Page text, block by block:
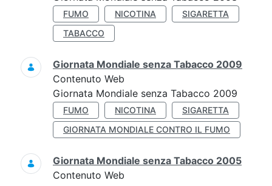
FUMO NICOTINA
SIGARETTA
TABACCO
Giornata Mondiale senza Tabacco 2009
Contenuto Web
Giornata Mondiale senza Tabacco 2009
FUMO NICOTINA
SIGARETTA
GIORNATA MONDIALE CONTRO IL FUMO
Giornata Mondiale senza Tabacco 2005
Contenuto Web